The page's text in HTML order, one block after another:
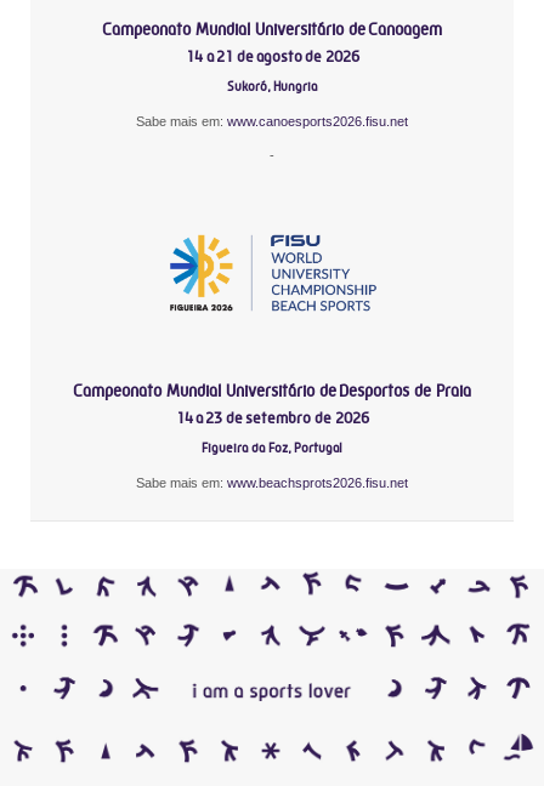
Campeonato Mundial Universitário de Canoagem
14 a 21 de agosto de 2026
Sukoró, Hungria
Sabe mais em: www.canoesports2026.fisu.net
-
Campeonato Mundial Universitário de Desportos de Praia
14 a 23 de setembro de 2026
Figueira da Foz, Portugal
Sabe mais em: www.beachsprots2026.fisu.net